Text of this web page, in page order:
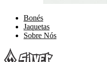
Bonés
Jaquetas
Sobre Nós